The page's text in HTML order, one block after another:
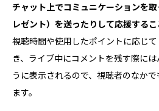
チャット上でコミュニケーションを
レゼント）を送ったりして応援するこ
視聴時間や使用したポイントに応じ
き、ライブ中にコメントを残す際に
うに表示されるので、視聴者のなか
ます。